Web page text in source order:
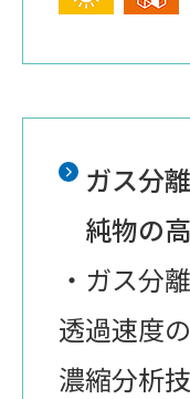
ガス分
純物の
・ガス分
透過速度
濃縮分析